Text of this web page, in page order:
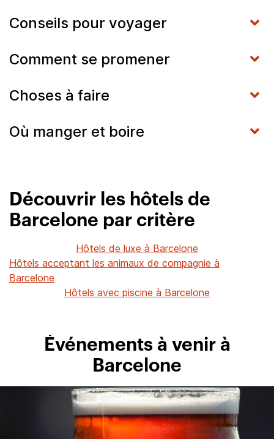
Conseils pour voyager
Comment se promener
Choses à faire
Où manger et boire
Découvrir les hôtels de
Barcelone par critère
Hôtels de luxe à Barcelone
Hôtels acceptant les animaux de compagnie à
Barcelone
Hôtels avec piscine à Barcelone
Événements à venir à
Barcelone